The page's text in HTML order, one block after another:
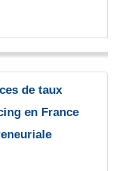
de taux
en France